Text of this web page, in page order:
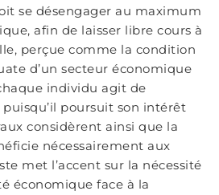
se désengager au maximum
afin de laisser libre cours à
perçue comme la condition
d’un secteur économique
individu agit de
poursuit son intérêt
considèrent ainsi que la
nécessairement aux
met l’accent sur la nécessité
économique face à la